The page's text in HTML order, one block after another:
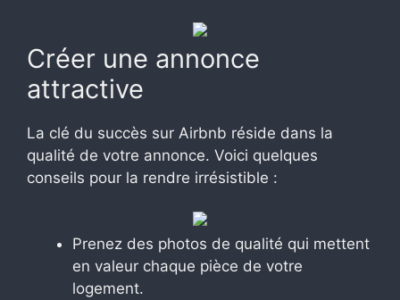
Créer une annonce
attractive
La clé du succès sur Airbnb réside dans la
qualité de votre annonce. Voici quelques
conseils pour la rendre irrésistible :
Prenez des photos de qualité qui mettent
en valeur chaque pièce de votre
logement.